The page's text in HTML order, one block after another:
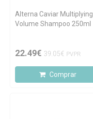
Alterna Caviar Multiplying
Volume Shampoo 250ml
22.49€ 39.05€ PVPR
Comprar